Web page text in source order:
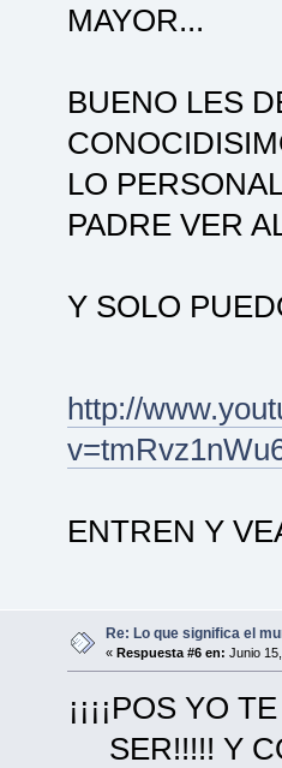
MAYOR...
BUENO LES
LO
PADRE VER
Y SOLO
http://
ENTREN Y
Re: Lo que significa el
« Respuesta #6 en: Junio
¡¡¡¡POS YO
SER!!!!! Y